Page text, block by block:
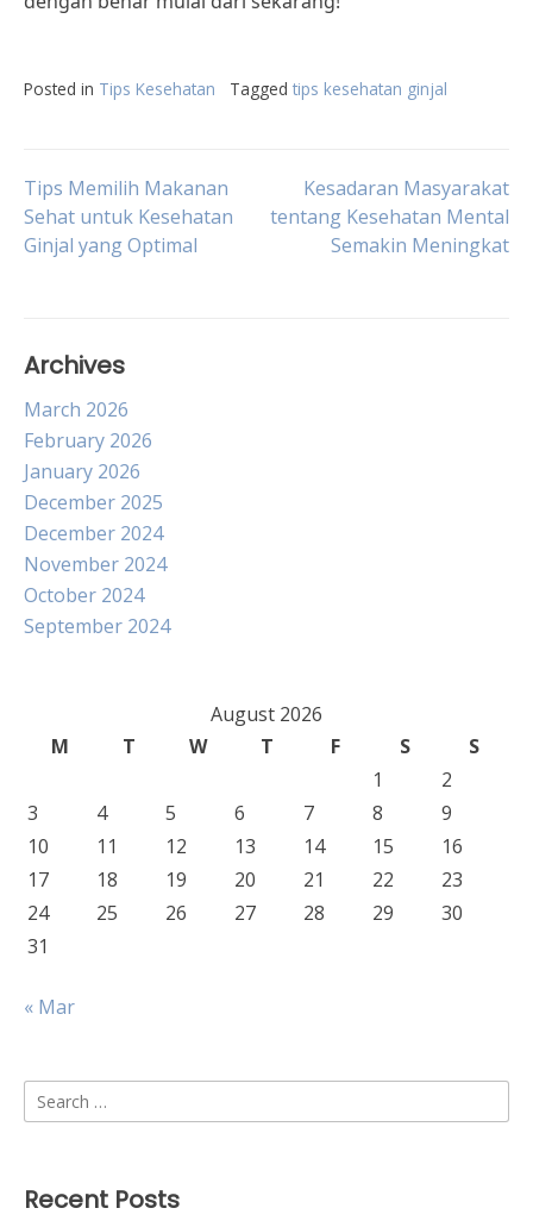
Posted in Tips Kesehatan Tagged tips kesehatan ginjal
Post
navigation
Tips Memilih Makanan
Sehat untuk Kesehatan
Ginjal yang Optimal
Kesadaran Masyarakat
tentang Kesehatan Mental
Semakin Meningkat
Archives
March 2026
February 2026
January 2026
December 2025
December 2024
November 2024
October 2024
September 2024
August 2026
M
T W T F S
S
1
2
3
4 5 6 7 8
9
10
11 12 13 14 15
16
17
18 19 20 21 22
23
24
25 26 27 28 29
30
31
« Mar
Search
for:
Recent Posts